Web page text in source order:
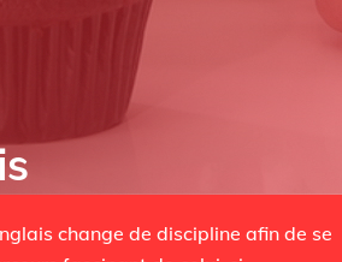
change de discipline afin de se